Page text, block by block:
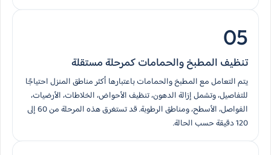
05
تنظيف المطبخ والحمامات كمرحلة مستقلة
يتم التعامل مع المطبخ والحمامات باعتبارها أكثر مناطق المنزل احتياجًا
للتفاصيل، وتشمل إزالة الدهون، تنظيف الأحواض، الخلاطات، الأرضيات،
الفواصل، الأسطح، ومناطق الرطوبة. قد تستغرق هذه المرحلة من 60 إلى
120 دقيقة حسب الحالة.